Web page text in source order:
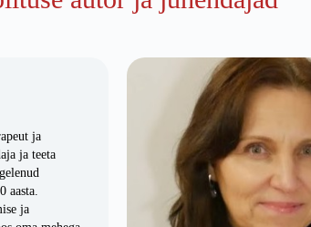
ja
ja teeta
aasta.
ja